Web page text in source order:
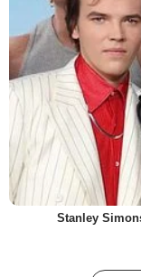
Stanley